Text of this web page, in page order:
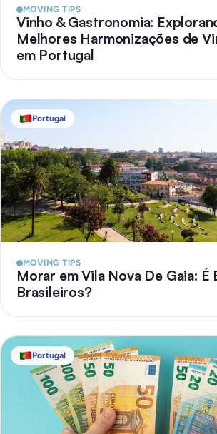
MOVING TIPS
Vinho & Gastronomia:
Melhores Harmonizações de
em Portugal
Portugal
MOVING TIPS
Morar em Vila Nova De Gaia: É
Brasileiros?
Portugal